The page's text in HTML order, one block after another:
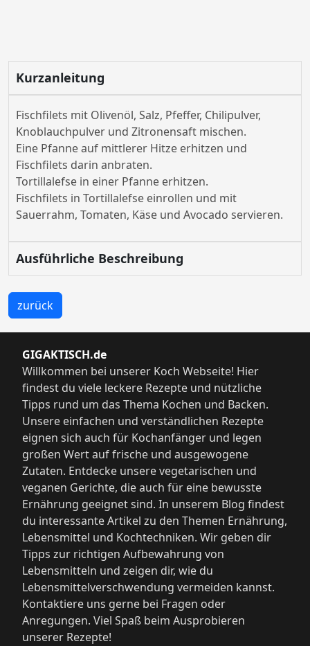
Kurzanleitung
Fischfilets mit Olivenöl, Salz, Pfeffer, Chilipulver,
Knoblauchpulver und Zitronensaft mischen.
Eine Pfanne auf mittlerer Hitze erhitzen und
Fischfilets darin anbraten.
Tortillalefse in einer Pfanne erhitzen.
Fischfilets in Tortillalefse einrollen und mit
Sauerrahm, Tomaten, Käse und Avocado servieren.
Ausführliche Beschreibung
zurück
GIGAKTISCH.de
Willkommen bei unserer Koch Webseite! Hier
findest du viele leckere Rezepte und nützliche
Tipps rund um das Thema Kochen und Backen.
Unsere einfachen und verständlichen Rezepte
eignen sich auch für Kochanfänger und legen
großen Wert auf frische und ausgewogene
Zutaten. Entdecke unsere vegetarischen und
veganen Gerichte, die auch für eine bewusste
Ernährung geeignet sind. In unserem Blog findest
du interessante Artikel zu den Themen Ernährung,
Lebensmittel und Kochtechniken. Wir geben dir
Tipps zur richtigen Aufbewahrung von
Lebensmitteln und zeigen dir, wie du
Lebensmittelverschwendung vermeiden kannst.
Kontaktiere uns gerne bei Fragen oder
Anregungen. Viel Spaß beim Ausprobieren
unserer Rezepte!